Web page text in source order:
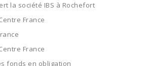
la société IBS à Rochefort
France
France
fonds en obligation